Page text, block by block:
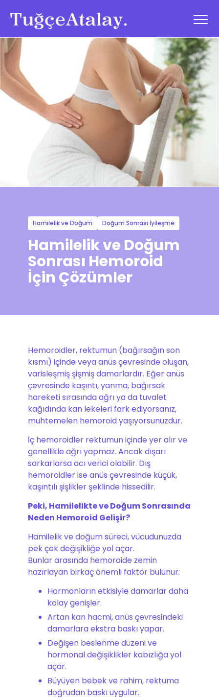
Hamilelik ve Doğum Doğum Sonrası İyileşme
Hamilelik ve Doğum
Sonrası Hemoroid
İçin Çözümler
Hemoroidler, rektumun (bağırsağın son
kısmı) içinde veya anüs çevresinde oluşan,
varisleşmiş şişmiş damarlardır. Eğer anüs
çevresinde kaşıntı, yanma, bağırsak
hareketi sırasında ağrı ya da tuvalet
kağıdında kan lekeleri fark ediyorsanız,
muhtemelen hemoroid yaşıyorsunuzdur.
İç hemoroidler rektumun içinde yer alır ve
genellikle ağrı yapmaz. Ancak dışarı
sarkarlarsa acı verici olabilir. Dış
hemoroidler ise anüs çevresinde küçük,
kaşıntılı şişlikler şeklinde hissedilir.
Peki, Hamilelikte ve Doğum Sonrasında
Neden Hemoroid Gelişir?
Hamilelik ve doğum süreci, vücudunuzda
pek çok değişikliğe yol açar.
Bunlar arasında hemoroide zemin
hazırlayan birkaç önemli faktör bulunur:
Hormonların etkisiyle damarlar daha
kolay genişler.
Artan kan hacmi, anüs çevresindeki
damarlara ekstra baskı yapar.
Değişen beslenme düzeni ve
hormonal değişiklikler kabızlığa yol
açar.
Büyüyen bebek ve rahim, rektuma
doğrudan baskı uygular.